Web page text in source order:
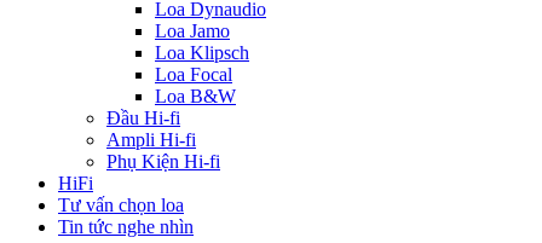
Loa Dynaudio
Loa Jamo
Loa Klipsch
Loa Focal
Loa B&W
Đầu Hi-fi
Ampli Hi-fi
Phụ Kiện Hi-fi
HiFi
Tư vấn chọn loa
Tin tức nghe nhìn